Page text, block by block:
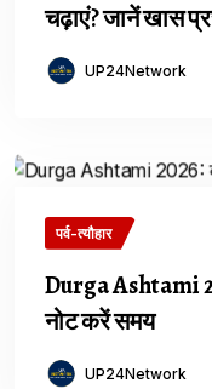
चढ़ाएं? जानें खास
UP24Network
पर्व-त्यौहार
Durga Ashtami
नोट करें समय
UP24Network